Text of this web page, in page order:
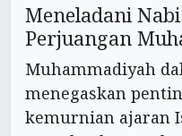
Meneladani
Perjuangan
Muhammadiyah
menegaskan
kemurnian ajaran